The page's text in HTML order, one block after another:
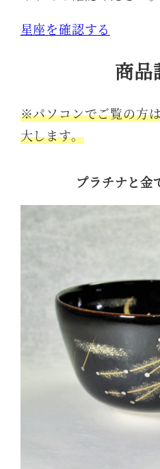
星座を確認する
商品
※パソコンでご覧の方
大します。
プラチナと金